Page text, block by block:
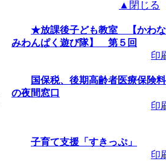
▲閉じる
★放課後子ども教室 【かわな
みわんぱく遊び隊】 第５回
印
国保税、後期高齢者医療保険料
の夜間窓口
印
子育て支援「すきっぷ」
印